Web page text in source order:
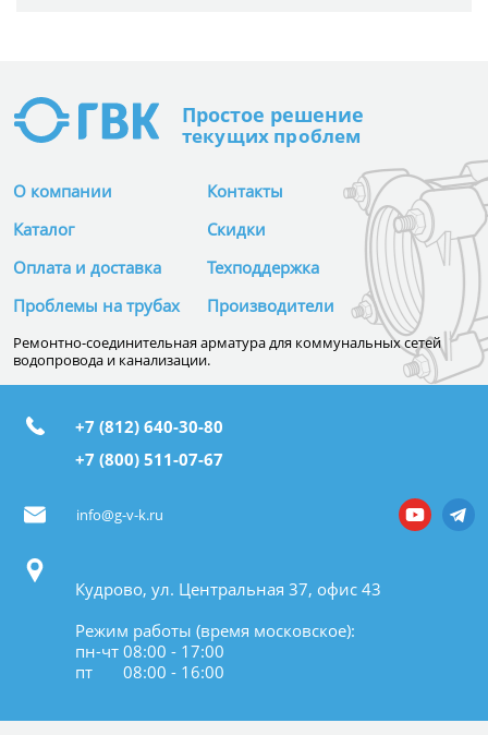
Простое решение
текущих проблем
О компании
Каталог
Оплата и доставка
Скидки
Техподдержка
Производители
Проблемы на трубах
Контакты
Ремонтно-соединительная арматура для коммунальных сетей
водопровода и канализации.
+7 (812) 640-30-80
+7 (800) 511-07-67
info@g-v-k.ru
Кудрово, ул. Центральная 37, офис 43
Режим работы (время московское):
пн-чт 08:00 - 17:00
пт 08:00 - 16:00